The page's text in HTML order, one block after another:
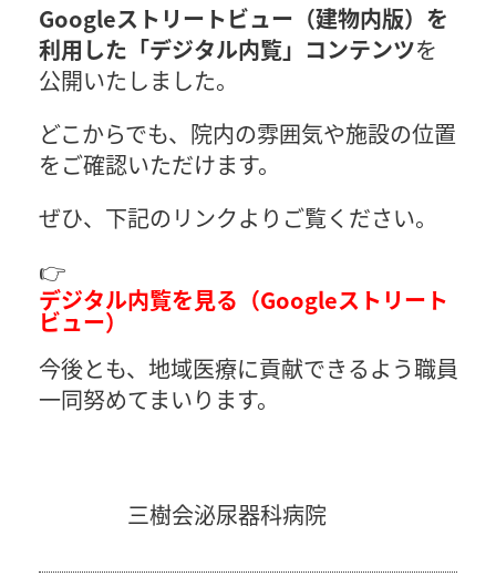
Googleストリートビュー（建物内版）を
利用した「デジタル内覧」コンテンツを
公開いたしました。
どこからでも、院内の雰囲気や施設の位置
をご確認いただけます。
ぜひ、下記のリンクよりご覧ください。
👉
デジタル内覧を見る（Googleストリート
ビュー）
今後とも、地域医療に貢献できるよう職員
一同努めてまいります。
三樹会泌尿器科病院